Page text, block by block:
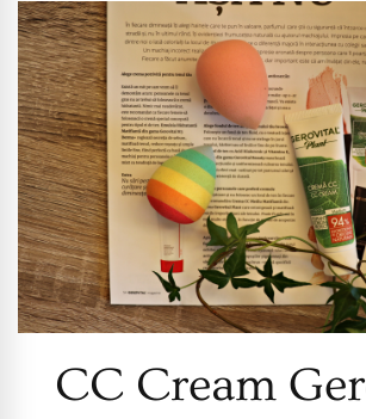
CC Cream